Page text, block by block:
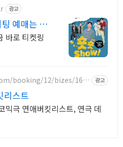
광고
예매는 티
바로 티켓링
booking/12/bizes/167
광고
리스트
믹극 연애버킷리스트, 연극 데